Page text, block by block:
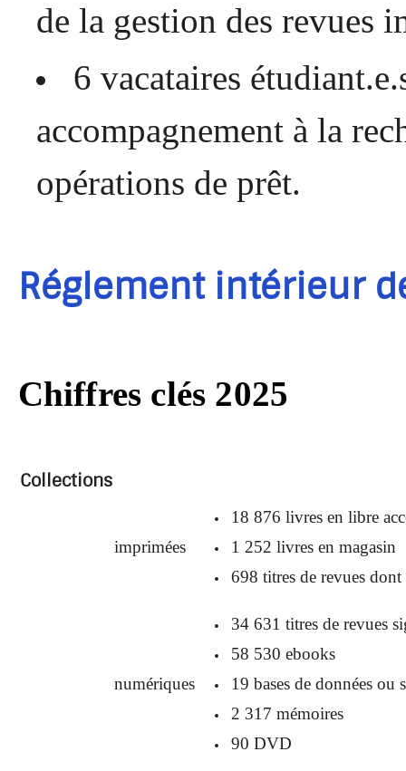
de la gestion des revues
6 vacataires
accompagnement à la
opérations de prêt.
Réglement intérieur
Chiffres clés 2025
Collections
imprimées
18 876 livres en libre
1 252 livres en magasin
698 titres de revues
numériques
34 631 titres de revues
58 530 ebooks
19 bases de données ou
2 317 mémoires
90 DVD